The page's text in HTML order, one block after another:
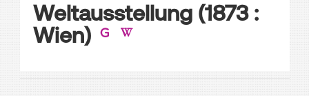
Weltausstellung (1873 :
Wien)